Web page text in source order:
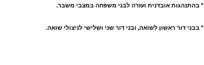
* בהתנהגות אובדנית ועזרה לבני משפחה במצבי משבר.
* בבני דור ראשון לשואה, ובני דור שני ושלישי לניצולי שואה.